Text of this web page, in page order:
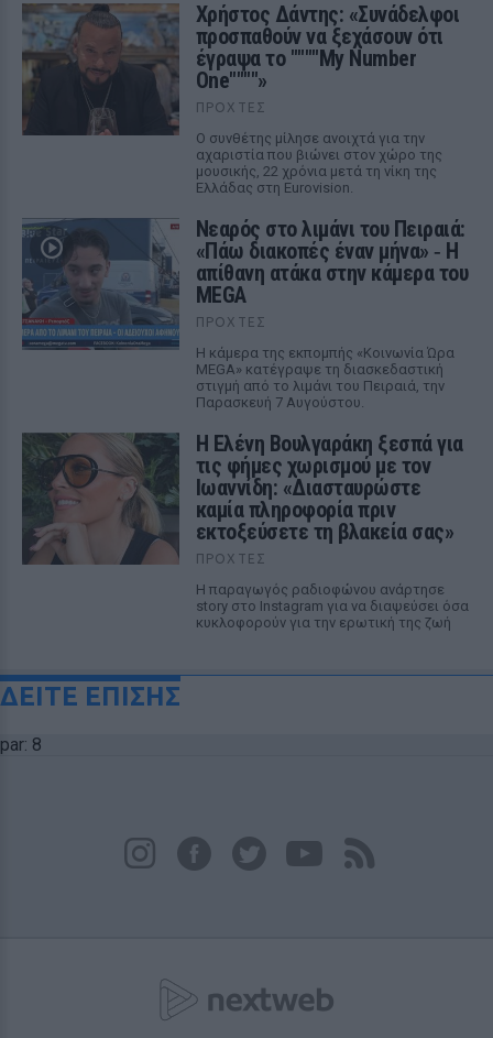
Χρήστος Δάντης: «Συνάδελφοι
προσπαθούν να ξεχάσουν ότι
έγραψα το """"My Number
One""""»
ΠΡΟΧΤΈΣ
Ο συνθέτης μίλησε ανοιχτά για την
αχαριστία που βιώνει στον χώρο της
μουσικής, 22 χρόνια μετά τη νίκη της
Ελλάδας στη Eurovision.
Νεαρός στο λιμάνι του Πειραιά:
«Πάω διακοπές έναν μήνα» ‑ Η
απίθανη ατάκα στην κάμερα του
MEGA
ΠΡΟΧΤΈΣ
Η κάμερα της εκπομπής «Κοινωνία Ώρα
MEGA» κατέγραψε τη διασκεδαστική
στιγμή από το λιμάνι του Πειραιά, την
Παρασκευή 7 Αυγούστου.
Η Ελένη Βουλγαράκη ξεσπά για
τις φήμες χωρισμού με τον
Ιωαννίδη: «Διασταυρώστε
καμία πληροφορία πριν
εκτοξεύσετε τη βλακεία σας»
ΠΡΟΧΤΈΣ
Η παραγωγός ραδιοφώνου ανάρτησε
story στο Instagram για να διαψεύσει όσα
κυκλοφορούν για την ερωτική της ζωή
ΔΕΙΤΕ ΕΠΙΣΗΣ
par: 8